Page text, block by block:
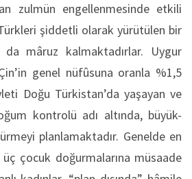
zulmün engellenmesinde etkili
şiddetli olarak yürütülen bir
da mâruz kalmaktadırlar. Uygur
genel nüfûsuna oranla %1,5
Doğu Türkistan’da yaşayan ve
kontrolü adı altında, büyük-
planlamaktadır. Genelde en
çocuk doğurmalarına müsaade